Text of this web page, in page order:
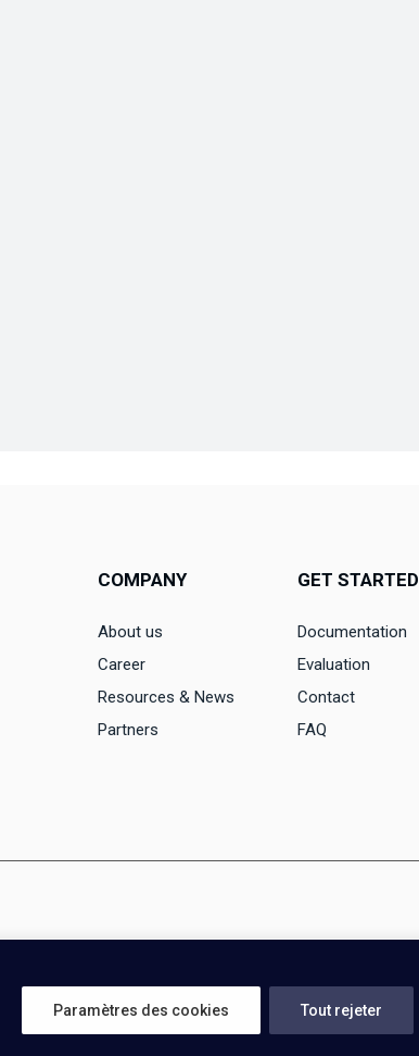
Paramètres des cookies Tout rejeter
COMPANY
About us
Career
Resources & News
Partners
GET STARTED
Documentation
Evaluation
Contact
FAQ